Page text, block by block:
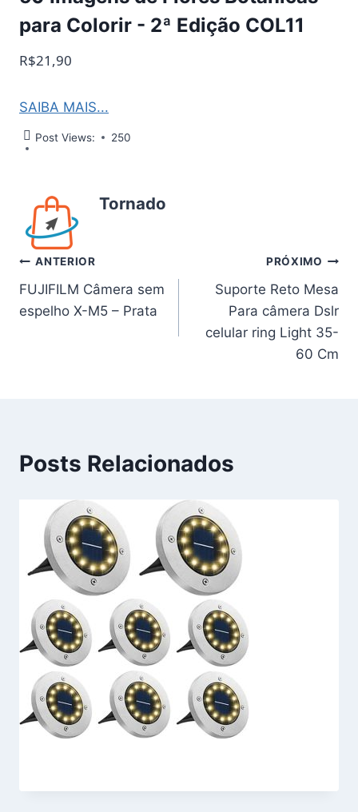
para Colorir - 2ª Edição COL11
R$21,90
SAIBA MAIS...
Post Views: 250
Tornado
Navegação
de
ANTERIOR
FUJIFILM Câmera sem
espelho X-M5 – Prata
PRÓXIMO
Suporte Reto Mesa
Para câmera Dslr
celular ring Light 35-
60 Cm
Posts Relacionados